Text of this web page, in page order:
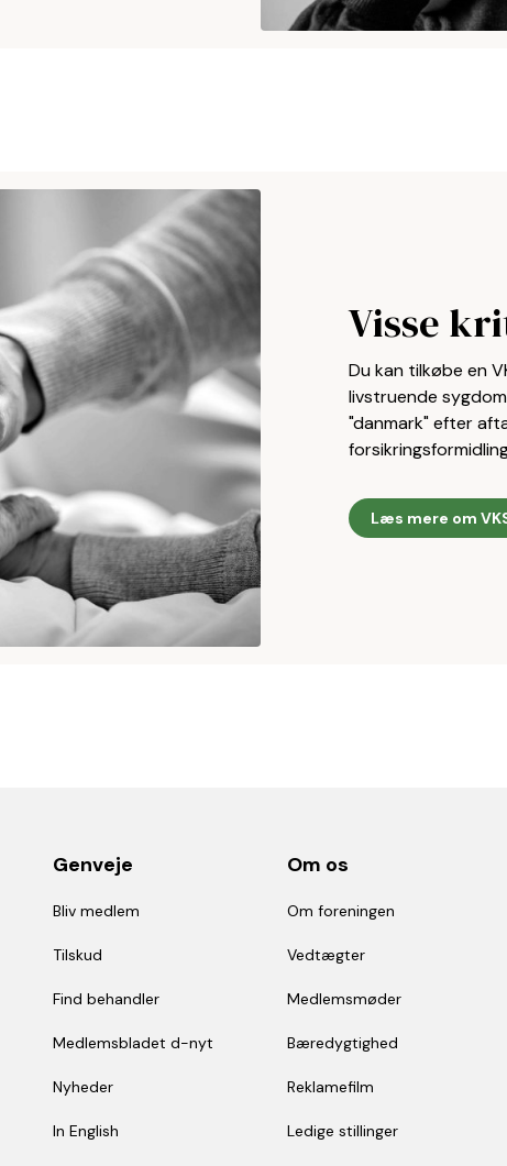
Visse
Du kan tilkøbe en
livstruende
"danmark" efter
Læs mere om
Genveje
Bliv medlem
Tilskud
Find behandler
Medlemsbladet d-nyt
Nyheder
In English
Om os
Om foreningen
Vedtægter
Medlemsmøder
Bæredygtighed
Reklamefilm
Ledige stillinger